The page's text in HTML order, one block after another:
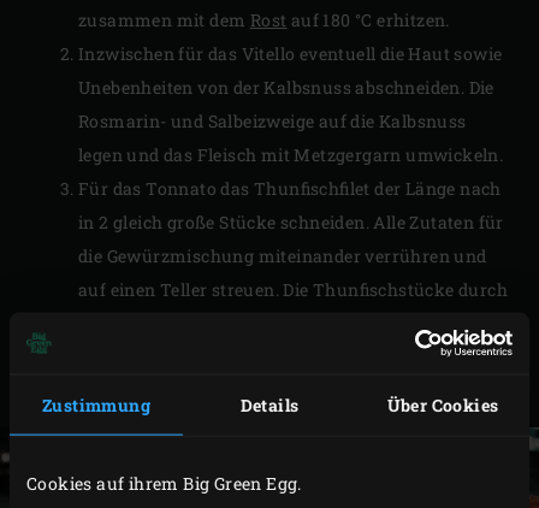
Zustimmung Details Über Cookies
Cookies auf ihrem Big Green Egg.
zusammen mit dem Rost auf 180 °C erhitzen.
Inzwischen für das Vitello eventuell die Haut sowie
Unebenheiten von der Kalbsnuss abschneiden. Die
Rosmarin- und Salbeizweige auf die Kalbsnuss
legen und das Fleisch mit Metzgergarn umwickeln.
Für das Tonnato das Thunfischfilet der Länge nach
in 2 gleich große Stücke schneiden. Alle Zutaten für
die Gewürzmischung miteinander verrühren und
auf einen Teller streuen. Die Thunfischstücke durch
die Gewürzmischung rollen, sodass sie rundherum
mit der Mischung bedeckt sind. Die überschüssige